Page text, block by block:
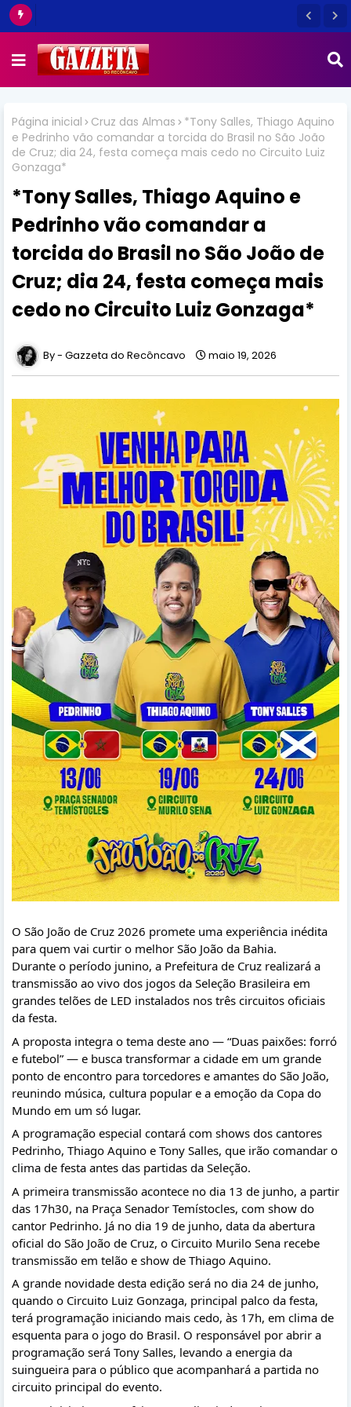
Página inicial Cruz das Almas
*Tony Salles, Thiago Aquino
e Pedrinho vão comandar a torcida do Brasil no São João
de Cruz; dia 24, festa começa mais cedo no Circuito Luiz
Gonzaga*
*Tony Salles, Thiago Aquino e
Pedrinho vão comandar a
torcida do Brasil no São João de
Cruz; dia 24, festa começa mais
cedo no Circuito Luiz Gonzaga*
Gazzeta do Recôncavo maio 19, 2026
O São João de Cruz 2026 promete uma experiência inédita
para quem vai curtir o melhor São João da Bahia.
Durante o período junino, a Prefeitura de Cruz realizará a
transmissão ao vivo dos jogos da Seleção Brasileira em
grandes telões de LED instalados nos três circuitos oficiais
da festa.
A proposta integra o tema deste ano — “Duas paixões: forró
e futebol” — e busca transformar a cidade em um grande
ponto de encontro para torcedores e amantes do São João,
reunindo música, cultura popular e a emoção da Copa do
Mundo em um só lugar.
A programação especial contará com shows dos cantores
Pedrinho, Thiago Aquino e Tony Salles, que irão comandar o
clima de festa antes das partidas da Seleção.
A primeira transmissão acontece no dia 13 de junho, a partir
das 17h30, na Praça Senador Temístocles, com show do
cantor Pedrinho. Já no dia 19 de junho, data da abertura
oficial do São João de Cruz, o Circuito Murilo Sena recebe
transmissão em telão e show de Thiago Aquino.
A grande novidade desta edição será no dia 24 de junho,
quando o Circuito Luiz Gonzaga, principal palco da festa,
terá programação iniciando mais cedo, às 17h, em clima de
esquenta para o jogo do Brasil. O responsável por abrir a
programação será Tony Salles, levando a energia da
suingueira para o público que acompanhará a partida no
circuito principal do evento.